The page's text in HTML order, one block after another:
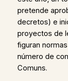
pretende
decretos) e
proyectos de
figuran
número de
Comuns.